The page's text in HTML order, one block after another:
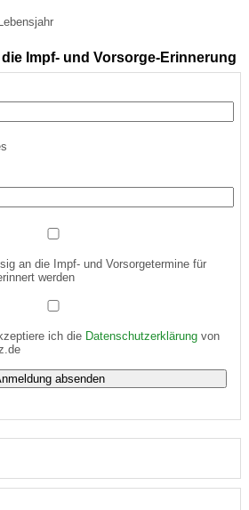
Impf- und Vorsorge-Erinnerung
an die Impf- und Vorsorgetermine für
werden
ich die Datenschutzerklärungvon